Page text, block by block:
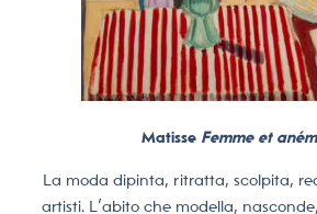
Matisse Femme et
La moda dipinta, ritratta, scolpita,
artisti. L’abito che modella,